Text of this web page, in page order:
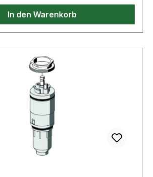
Weitere technische
· Gewicht: 11,35kg
In den Warenkorb